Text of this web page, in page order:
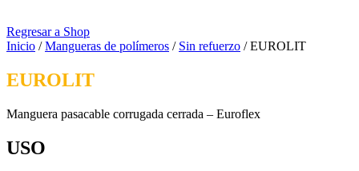
Regresar a Shop
Inicio /Mangueras de polímeros / Sin refuerzo / EUROLIT
EUROLIT
Manguera pasacable corrugada cerrada – Euroflex
USO